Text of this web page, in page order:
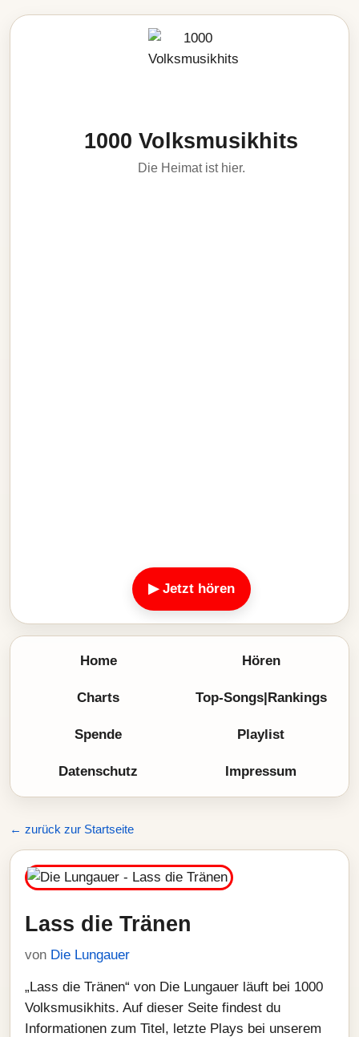
1000 Volksmusikhits
Die Heimat ist hier.
▶ Jetzt hören
Home Hören
Charts Top-Songs|Rankings
Spende Playlist
Datenschutz Impressum
← zurück zur Startseite
Lass die Tränen
von Die Lungauer
„Lass die Tränen“ von Die Lungauer läuft bei 1000
Volksmusikhits. Auf dieser Seite findest du
Informationen zum Titel, letzte Plays bei unserem